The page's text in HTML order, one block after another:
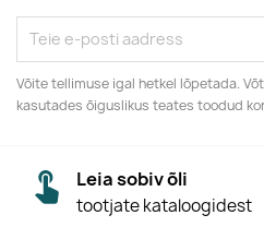
Võite tellimuse igal hetkel lõpetada.
kasutades õiguslikus teates toodud
Leia sobiv õli
tootjate kataloogidest